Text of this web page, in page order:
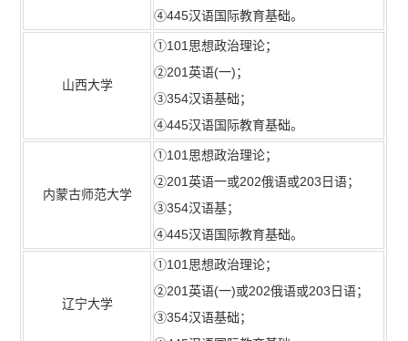
④445汉语国际教育基础。
山西大学
①101思想政治理论；
②201英语(一)；
③354汉语基础；
④445汉语国际教育基础。
内蒙古师范大学
①101思想政治理论；
②201英语一或202俄语或203日语；
③354汉语基；
④445汉语国际教育基础。
辽宁大学
①101思想政治理论；
②201英语(一)或202俄语或203日语；
③354汉语基础；